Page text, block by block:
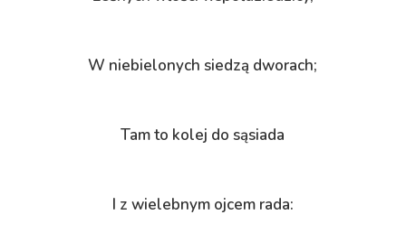
W niebielonych siedzą dworach;
Tam to kolej do sąsiada
I z wielebnym ojcem rada: